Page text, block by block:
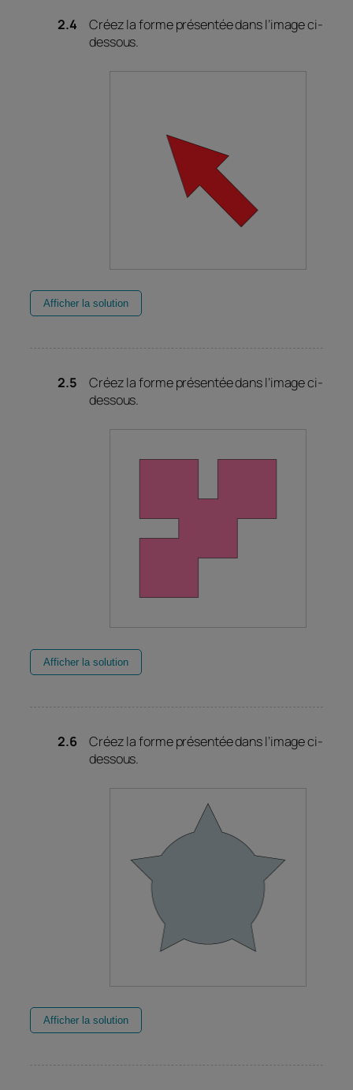
Créez la forme présentée dans l’image ci-
dessous.
Afficher la solution
Créez la forme présentée dans l’image ci-
dessous.
Afficher la solution
Créez la forme présentée dans l’image ci-
dessous.
Afficher la solution